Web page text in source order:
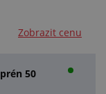
Zobrazit cenu
50